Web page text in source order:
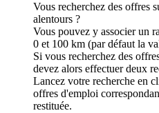
Vous recherchez des offres
alentours ?
Vous pouvez y associer un
0 et 100 km (par défaut la
Si vous recherchez des
devez alors effectuer deux
Lancez votre recherche en
offres d'emploi
restituée.